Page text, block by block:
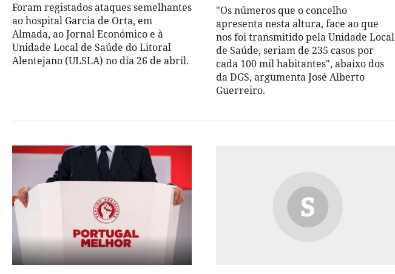
Foram registados ataques semelhantes
ao hospital Garcia de Orta, em
Almada, ao Jornal Económico e à
Unidade Local de Saúde do Litoral
Alentejano (ULSLA) no dia 26 de abril.
"Os números que o concelho
apresenta nesta altura, face ao que
nos foi transmitido pela Unidade Local
de Saúde, seriam de 235 casos por
cada 100 mil habitantes", abaixo dos
da DGS, argumenta José Alberto
Guerreiro.